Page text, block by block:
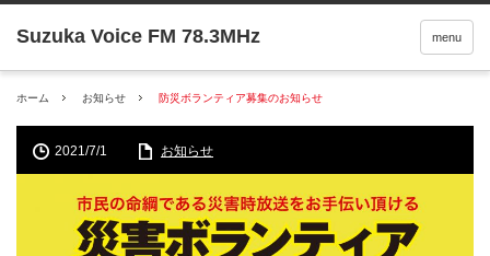
menu
ホーム お知らせ 防災ボランティア募集のお知らせ
2021/7/1 お知らせ